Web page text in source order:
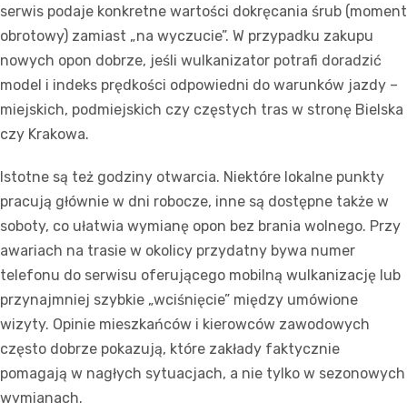
serwis podaje konkretne wartości dokręcania śrub (moment
obrotowy) zamiast „na wyczucie”. W przypadku zakupu
nowych opon dobrze, jeśli wulkanizator potrafi doradzić
model i indeks prędkości odpowiedni do warunków jazdy –
miejskich, podmiejskich czy częstych tras w stronę Bielska
czy Krakowa.
Istotne są też godziny otwarcia. Niektóre lokalne punkty
pracują głównie w dni robocze, inne są dostępne także w
soboty, co ułatwia wymianę opon bez brania wolnego. Przy
awariach na trasie w okolicy przydatny bywa numer
telefonu do serwisu oferującego mobilną wulkanizację lub
przynajmniej szybkie „wciśnięcie” między umówione
wizyty. Opinie mieszkańców i kierowców zawodowych
często dobrze pokazują, które zakłady faktycznie
pomagają w nagłych sytuacjach, a nie tylko w sezonowych
wymianach.